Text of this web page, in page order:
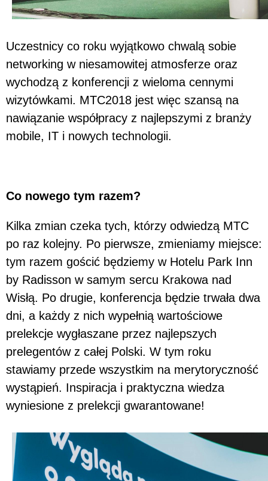
Uczestnicy co roku wyjątkowo chwalą sobie
networking w niesamowitej atmosferze oraz
wychodzą z konferencji z wieloma cennymi
wizytówkami. MTC2018 jest więc szansą na
nawiązanie współpracy z najlepszymi z branży
mobile, IT i nowych technologii.
Co nowego tym razem?
Kilka zmian czeka tych, którzy odwiedzą MTC
po raz kolejny. Po pierwsze, zmieniamy miejsce:
tym razem gościć będziemy w Hotelu Park Inn
by Radisson w samym sercu Krakowa nad
Wisłą. Po drugie, konferencja będzie trwała dwa
dni, a każdy z nich wypełnią wartościowe
prelekcje wygłaszane przez najlepszych
prelegentów z całej Polski. W tym roku
stawiamy przede wszystkim na merytoryczność
wystąpień. Inspiracja i praktyczna wiedza
wyniesione z prelekcji gwarantowane!